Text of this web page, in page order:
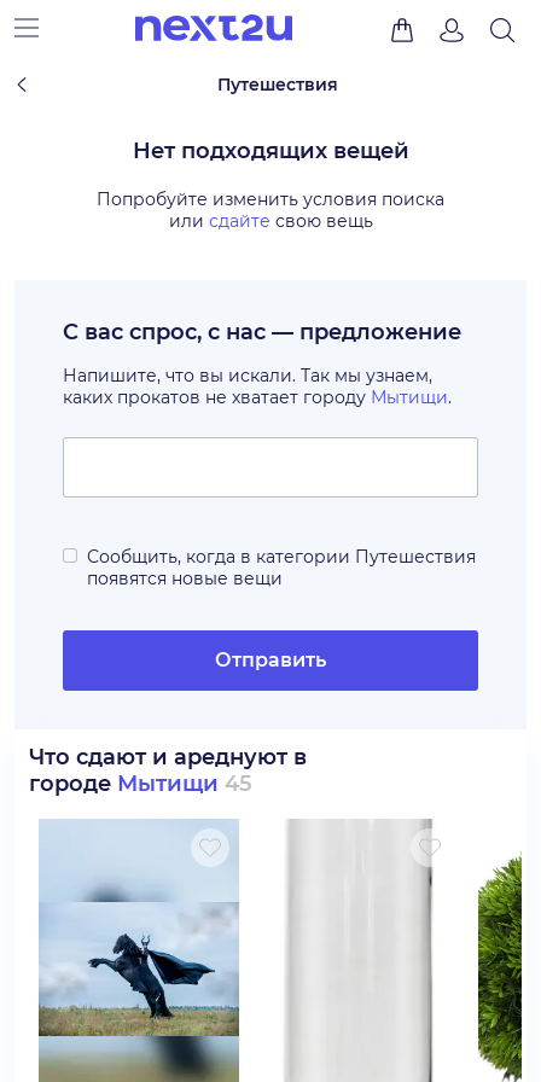
Путешествия
Нет подходящих вещей
Попробуйте изменить условия поиска
или сдайте свою вещь
С вас спрос, с нас — предложение
Напишите, что вы искали. Так мы узнаем,
каких прокатов не хватает городу Мытищи.
Сообщить, когда в категории Путешествия
появятся новые вещи
Отправить
Что сдают и ареднуют в
городе Мытищи 45